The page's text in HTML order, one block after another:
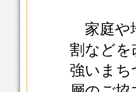
家庭や
割などを
強いまち